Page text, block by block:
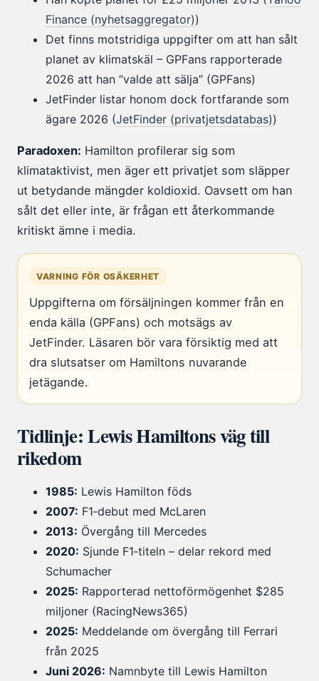
Finance (nyhetsaggregator))
Det finns motstridiga uppgifter om att han sålt
planet av klimatskäl – GPFans rapporterade
2026 att han ”valde att sälja” (GPFans)
JetFinder listar honom dock fortfarande som
ägare 2026 (JetFinder (privatjetsdatabas))
Paradoxen: Hamilton profilerar sig som
klimataktivist, men äger ett privatjet som släpper
ut betydande mängder koldioxid. Oavsett om han
sålt det eller inte, är frågan ett återkommande
kritiskt ämne i media.
VARNING FÖR OSÄKERHET
Uppgifterna om försäljningen kommer från en
enda källa (GPFans) och motsägs av
JetFinder. Läsaren bör vara försiktig med att
dra slutsatser om Hamiltons nuvarande
jetägande.
Tidlinje: Lewis Hamiltons väg till
rikedom
1985: Lewis Hamilton föds
2007: F1‑debut med McLaren
2013: Övergång till Mercedes
2020: Sjunde F1‑titeln – delar rekord med
Schumacher
2025: Rapporterad nettoförmögenhet $285
miljoner (RacingNews365)
2025: Meddelande om övergång till Ferrari
från 2025
Juni 2026: Namnbyte till Lewis Hamilton